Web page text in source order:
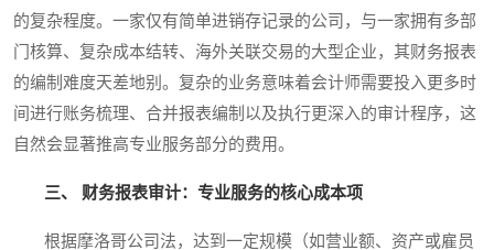
的复杂程度。一家仅有简单进销存记录的公司，与一家拥有多部
门核算、复杂成本结转、海外关联交易的大型企业，其财务报表
的编制难度天差地别。复杂的业务意味着会计师需要投入更多时
间进行账务梳理、合并报表编制以及执行更深入的审计程序，这
自然会显著推高专业服务部分的费用。
三、 财务报表审计：专业服务的核心成本项
根据摩洛哥公司法，达到一定规模（如营业额、资产或雇员